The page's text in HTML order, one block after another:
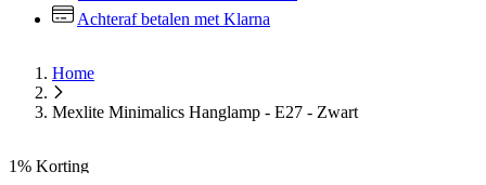
Achteraf betalen met Klarna
Home
Mexlite Minimalics Hanglamp - E27 - Zwart
1% Korting